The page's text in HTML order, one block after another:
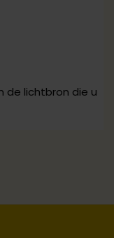
de lichtbron die u